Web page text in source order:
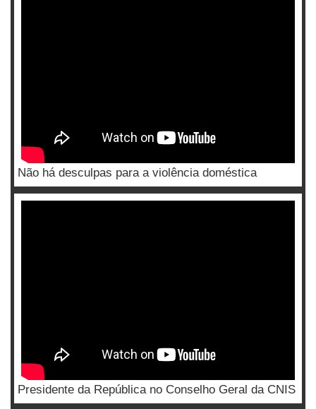
Não há desculpas para a violência doméstica
Presidente da República no Conselho Geral da CNIS